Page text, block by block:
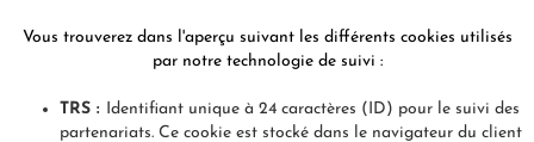
Vous trouverez dans l'aperçu suivant les différents cookies utilisés
par notre technologie de suivi :
TRS : Identifiant unique à 24 caractères (ID) pour le suivi des
partenariats. Ce cookie est stocké dans le navigateur du client